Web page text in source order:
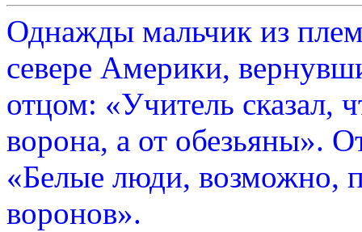
Однажды мальчик из
севере Америки,
отцом: «Учитель сказал,
ворона, а от обезьяны».
«Белые люди, возможно,
воронов».